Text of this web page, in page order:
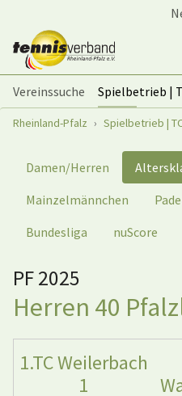
Vereinssuche Spielbetrieb |
Sie sind hier:
Rheinland-Pfalz Spielbetrieb |
Damen/Herren
Mainzelmännchen
Bundesliga
nuScore
PF 2025
Herren 40
1.TC Weilerbach
1